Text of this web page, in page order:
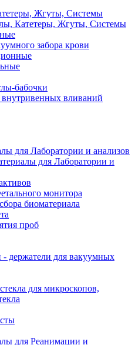
Жгуты, Системы
Катетеры, Жгуты, Системы
забора крови
бабочки
вливаний
для Лаборатории и анализов
для Лаборатории и
монитора
биоматериала
проб
держатели для вакуумных
для микроскопов,
для Реанимации и